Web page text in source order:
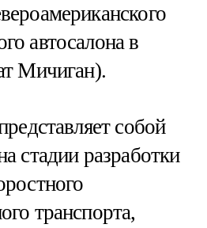
автосалона в
Мичиган).
собой
стадии разработки
транспорта,